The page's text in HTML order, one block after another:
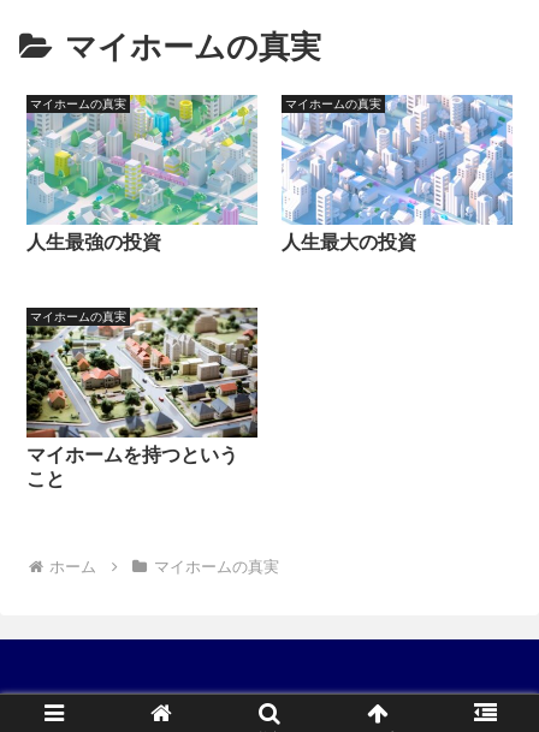
マイホームの真実
マイホームの真実
人生最強の投資
マイホームの真実
人生最大の投資
マイホームの真実
マイホームを持つという
こと
ホーム マイホームの真実
Copyright © 2023 フツオク All Rights Reserved.